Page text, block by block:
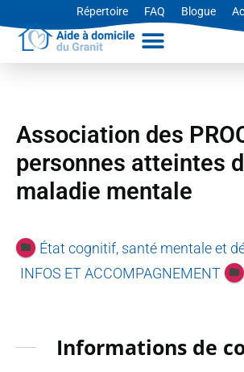
Répertoire FAQ Blogue
Association des
personnes atteintes
maladie mentale
État cognitif, santé mentale et
INFOS ET ACCOMPAGNEMENT
Informations de